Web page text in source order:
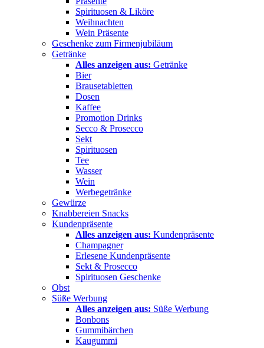
Spirituosen & Liköre
Weihnachten
Wein Präsente
Geschenke zum Firmenjubiläum
Getränke
Alles anzeigen aus: Getränke
Bier
Brausetabletten
Dosen
Kaffee
Promotion Drinks
Secco & Prosecco
Sekt
Spirituosen
Tee
Wasser
Wein
Werbegetränke
Gewürze
Knabbereien Snacks
Kundenpräsente
Alles anzeigen aus: Kundenpräsente
Champagner
Erlesene Kundenpräsente
Sekt & Prosecco
Spirituosen Geschenke
Obst
Süße Werbung
Alles anzeigen aus: Süße Werbung
Bonbons
Gummibärchen
Kaugummi